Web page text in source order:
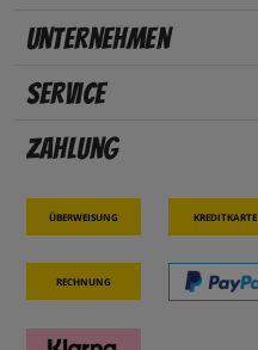
Unternehmen
Service
Zahlung
Überweisung Kreditkarte
Rechnung